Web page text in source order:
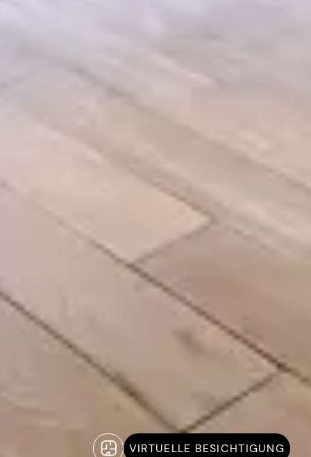
VIRTUELLE BESICHTIGUNG